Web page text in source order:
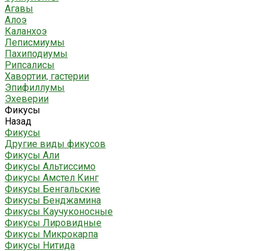
Агавы
Алоэ
Каланхоэ
Леписмиумы
Пахиподиумы
Рипсалисы
Хавортии, гастерии
Эпифиллумы
Эхеверии
Фикусы
Назад
Фикусы
Другие виды фикусов
Фикусы Али
Фикусы Альтиссимо
Фикусы Амстел Кинг
Фикусы Бенгальские
Фикусы Бенджамина
Фикусы Каучуконосные
Фикусы Лировидные
Фикусы Микрокарпа
Фикусы Нитида